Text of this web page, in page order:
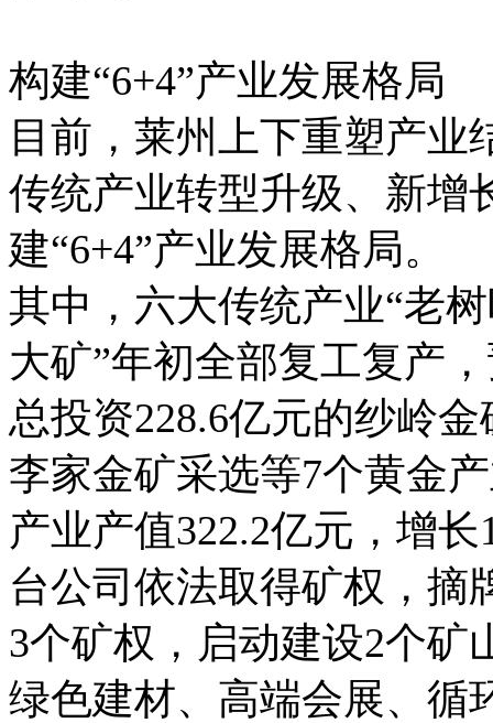
构建“6+4”产业发展格局
目前，莱州上下重塑产业
传统产业转型升级、新增
建“6+4”产业发展格局。
其中，六大传统产业“老
大矿”年初全部复工复产
总投资228.6亿元的纱岭
李家金矿采选等7个黄金
产业产值322.2亿元，增
台公司依法取得矿权，摘
3个矿权，启动建设2个矿
绿色建材、高端会展、循